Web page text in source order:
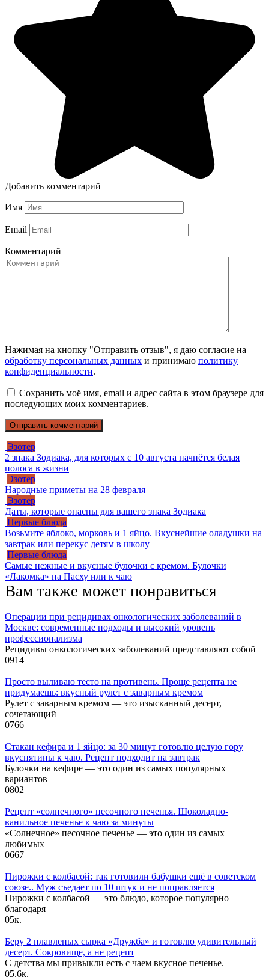
Добавить комментарий
Имя
Email
Комментарий
Нажимая на кнопку "Отправить отзыв", я даю согласие на
обработку персональных данных и принимаю политику
конфиденциальности.
Сохранить моё имя, email и адрес сайта в этом браузере для
последующих моих комментариев.
Эзотер
2 знака Зодиака, для которых с 10 августа начнётся белая
полоса в жизни
Эзотер
Народные приметы на 28 февраля
Эзотер
Даты, которые опасны для вашего знака Зодиака
Первые блюда
Возьмите яблоко, морковь и 1 яйцо. Вкуснейшие оладушки на
завтрак или перекус детям в школу
Первые блюда
Самые нежные и вкусные булочки с кремом. Булочки
«Лакомка» на Пасху или к чаю
Вам также может понравиться
Операции при рецидивах онкологических заболеваний в
Москве: современные подходы и высокий уровень
профессионализма
Рецидивы онкологических заболеваний представляют собой
0914
Просто выливаю тесто на противень. Проще рецепта не
придумаешь: вкусный рулет с заварным кремом
Рулет с заварным кремом — это изысканный десерт,
сочетающий
0766
Стакан кефира и 1 яйцо: за 30 минут готовлю целую гору
вкуснятины к чаю. Рецепт подходит на завтрак
Булочки на кефире — это один из самых популярных
вариантов
0802
Рецепт «солнечного» песочного печенья. Шоколадно-
ванильное печенье к чаю за минуты
«Солнечное» песочное печенье — это один из самых
любимых
0667
Пирожки с колбасой: так готовили бабушки ещё в советском
союзе.. Муж съедает по 10 штук и не поправляется
Пирожки с колбасой — это блюдо, которое популярно
благодаря
05к.
Беру 2 плавленых сырка «Дружба» и готовлю удивительный
десерт. Сокровище, а не рецепт
С детства мы привыкли есть с чаем вкусное печенье.
05.6к.